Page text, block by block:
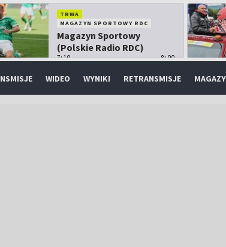
TRWA
MAGAZYN SPORTOWY RDC
Magazyn Sportowy
(Polskie Radio RDC)
7:10 8:00
WIDEO WYNIKI RETRANSMISJE